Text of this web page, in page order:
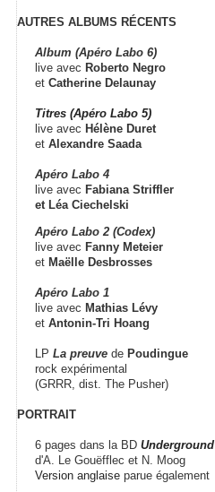
AUTRES ALBUMS RÉCENTS
Album (Apéro Labo 6)
live avec Roberto Negro
et Catherine Delaunay
Titres (Apéro Labo 5)
live avec Hélène Duret
et Alexandre Saada
Apéro Labo 4
live avec Fabiana Striffler
et Léa Ciechelski
Apéro Labo 2 (Codex)
live avec Fanny Meteier
et Maëlle Desbrosses
Apéro Labo 1
live avec Mathias Lévy
et Antonin-Tri Hoang
LP La preuve de Poudingue
rock expérimental
(GRRR, dist. The Pusher)
PORTRAIT
6 pages dans la BD Underground
d'A. Le Gouëfflec et N. Moog
Version anglaise parue également